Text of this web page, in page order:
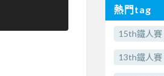
熱門tag
15th鐵人賽
13th鐵人賽